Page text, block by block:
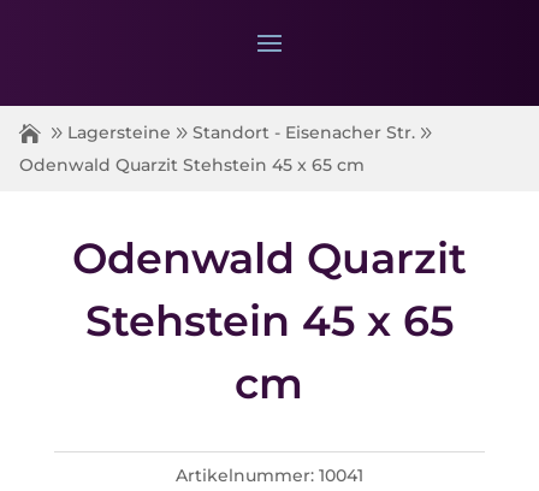
Lagersteine
Standort - Eisenacher Str.
Odenwald Quarzit Stehstein 45 x 65 cm
Odenwald Quarzit
Stehstein 45 x 65
cm
Artikelnummer: 10041